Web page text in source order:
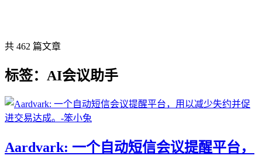
共 462 篇文章
标签：AI会议助手
Aardvark: 一个自动短信会议提醒平台，